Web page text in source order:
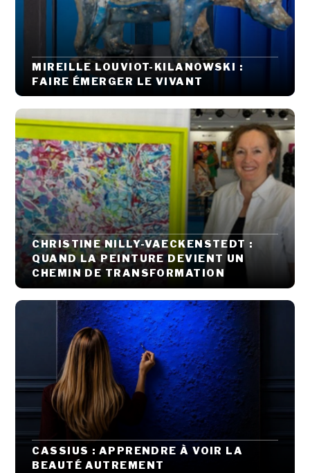
MIREILLE LOUVIOT-KILANOWSKI :
FAIRE ÉMERGER LE VIVANT
CHRISTINE NILLY-VAECKENSTEDT :
QUAND LA PEINTURE DEVIENT UN
CHEMIN DE TRANSFORMATION
CASSIUS : APPRENDRE À VOIR LA
BEAUTÉ AUTREMENT